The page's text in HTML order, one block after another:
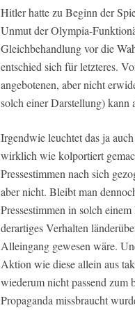
Hitler hatte zu Beginn der
Unmut der Olympia-
Gleichbehandlung vor die
entschied sich für letzteres.
angebotenen, aber nicht
solch einer Darstellung) kann
Irgendwie leuchtet das ja
wirklich wie kolportiert
Pressestimmen nach sich
aber nicht. Bleibt man
Pressestimmen in solch
derartiges Verhalten
Alleingang gewesen wäre.
Aktion wie diese allein aus
wiederum nicht passend zum
Propaganda missbraucht